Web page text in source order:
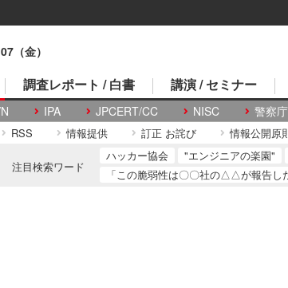
（金）
IPA JPCERT/CC NISC 警察庁
調査レポート / 白書 講演 / セミナー
RSS 情報提供 訂正 お詫び 情報公開原
注目検索ワード
ハッカー協会 "エンジニアの楽園"
「この脆弱性は〇〇社の△△が報告し